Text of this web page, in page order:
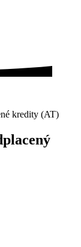
kredity (AT)